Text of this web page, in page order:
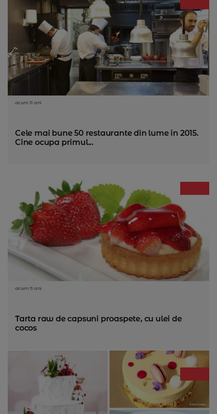
acum 11 ani
Cele mai bune 50 restaurante din lume in 2015.
Cine ocupa primul...
acum 11 ani
Tarta raw de capsuni proaspete, cu ulei de
cocos